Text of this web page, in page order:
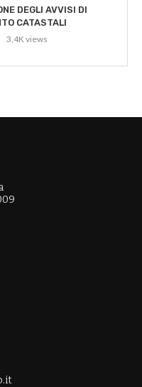
DEGLI AVVISI DI
CATASTALI
3,4K views